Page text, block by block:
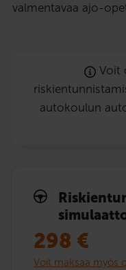
valmentavaa ajo-
Voit
autokoulun
298 €
Voit maksaa myös